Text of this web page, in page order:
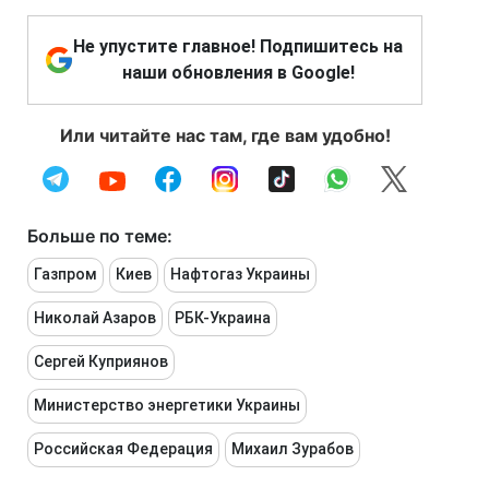
Не упустите главное! Подпишитесь на
наши обновления в Google!
Или читайте нас там, где вам удобно!
Больше по теме:
Газпром Киев Нафтогаз Украины
Николай Азаров РБК-Украина
Сергей Куприянов
Министерство энергетики Украины
Российская Федерация Михаил Зурабов